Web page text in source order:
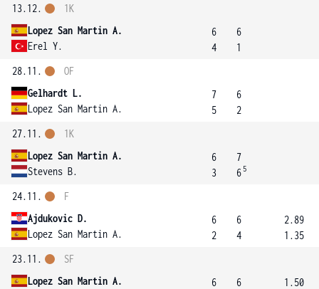
13.12.
Lopez San Martin A.
Erel Y.
1K
6
4
6
1
28.11.
Gelhardt L.
Lopez San Martin A.
OF
7
5
6
2
27.11.
Lopez San Martin A.
Stevens B.
1K
6
3
7
6 5
24.11.
Ajdukovic D.
Lopez San Martin A.
F
6
2
6
4
2.89
1.35
23.11.
Lopez San Martin A.
SF
6
6
1.50